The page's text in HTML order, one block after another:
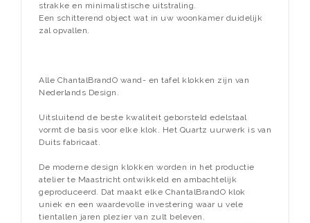
strakke en minimalistische uitstraling.
Een schitterend object wat in uw woonkamer duidelijk
zal opvallen.
Alle ChantalBrandO wand- en tafel klokken zijn van
Nederlands Design.
Uitsluitend de beste kwaliteit geborsteld edelstaal
vormt de basis voor elke klok. Het Quartz uurwerk is van
Duits fabricaat.
De moderne design klokken worden in het productie
atelier te Maastricht ontwikkeld en ambachtelijk
geproduceerd. Dat maakt elke ChantalBrandO klok
uniek en een waardevolle investering waar u vele
tientallen jaren plezier van zult beleven.